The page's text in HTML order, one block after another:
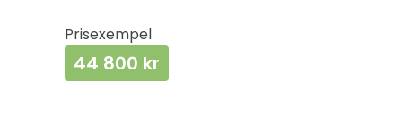
Prisexempel
44 800 kr